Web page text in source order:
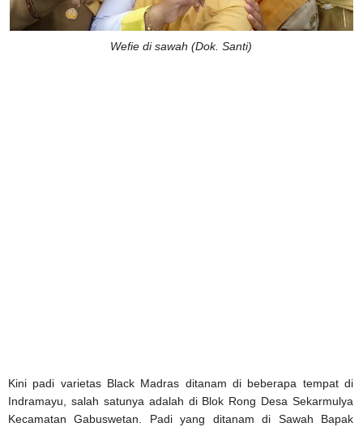
Wefie di sawah (Dok. Santi)
Kini padi varietas Black Madras ditanam di beberapa tempat di
Indramayu, salah satunya adalah di Blok Rong Desa Sekarmulya
Kecamatan Gabuswetan. Padi yang ditanam di Sawah Bapak